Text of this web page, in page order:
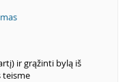
ir grąžinti bylą iš
teisme